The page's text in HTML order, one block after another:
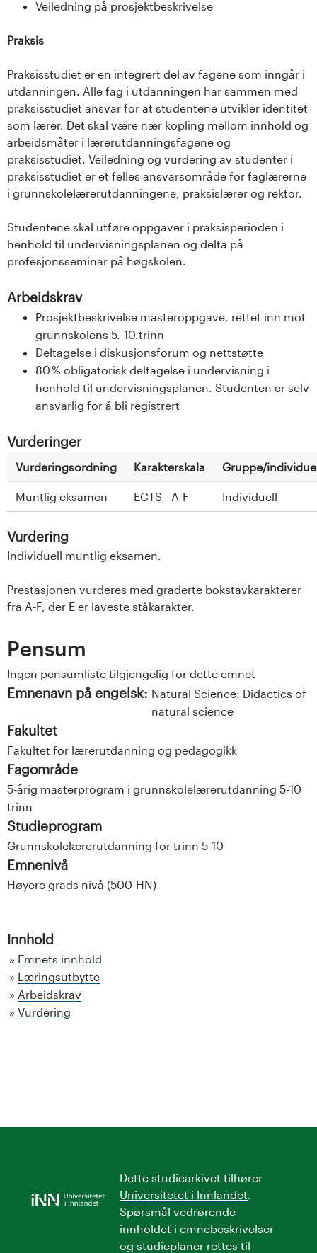
Veiledning på prosjektbeskrivelse
Praksis
Praksisstudiet er en integrert del av fagene som inngår i
utdanningen. Alle fag i utdanningen har sammen med
praksisstudiet ansvar for at studentene utvikler identitet
som lærer. Det skal være nær kopling mellom innhold og
arbeidsmåter i lærerutdanningsfagene og
praksisstudiet. Veiledning og vurdering av studenter i
praksisstudiet er et felles ansvarsområde for faglærerne
i grunnskolelærerutdanningene, praksislærer og rektor.
Studentene skal utføre oppgaver i praksisperioden i
henhold til undervisningsplanen og delta på
profesjonsseminar på høgskolen.
Arbeidskrav
Prosjektbeskrivelse masteroppgave, rettet inn mot
grunnskolens 5.-10.trinn
Deltagelse i diskusjonsforum og nettstøtte
80 % obligatorisk deltagelse i undervisning i
henhold til undervisningsplanen. Studenten er selv
ansvarlig for å bli registrert
Vurderinger
Vurderingsordning Karakterskala Gruppe/
Muntlig eksamen ECTS - A-F Individuell
Vurdering
Individuell muntlig eksamen.
Prestasjonen vurderes med graderte bokstavkarakterer
fra A-F, der E er laveste ståkarakter.
Pensum
Ingen pensumliste tilgjengelig for dette emnet
Emnenavn på engelsk: Natural Science: Didactics of
natural science
Fakultet
Fakultet for lærerutdanning og pedagogikk
Fagområde
5-årig masterprogram i grunnskolelærerutdanning 5-10
trinn
Studieprogram
Grunnskolelærerutdanning for trinn 5-10
Emnenivå
Høyere grads nivå (500-HN)
Innhold
Emnets innhold
Læringsutbytte
Arbeidskrav
Vurdering
Dette studiearkivet tilhører
Universitetet i Innlandet
Spørsmål vedrørende
innholdet i emnebeskrivelser
og studieplaner rettes til